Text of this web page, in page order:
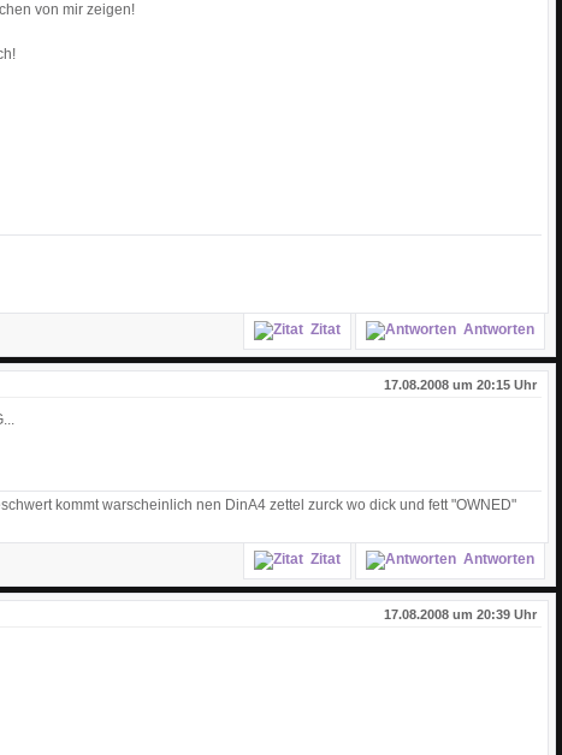
von mir zeigen!
Antworten
Zitat
17.08.2008 um 20:15 Uhr
kommt warscheinlich nen DinA4 zettel zurck wo dick und fett "OWNED"
Antworten
Zitat
17.08.2008 um 20:39 Uhr